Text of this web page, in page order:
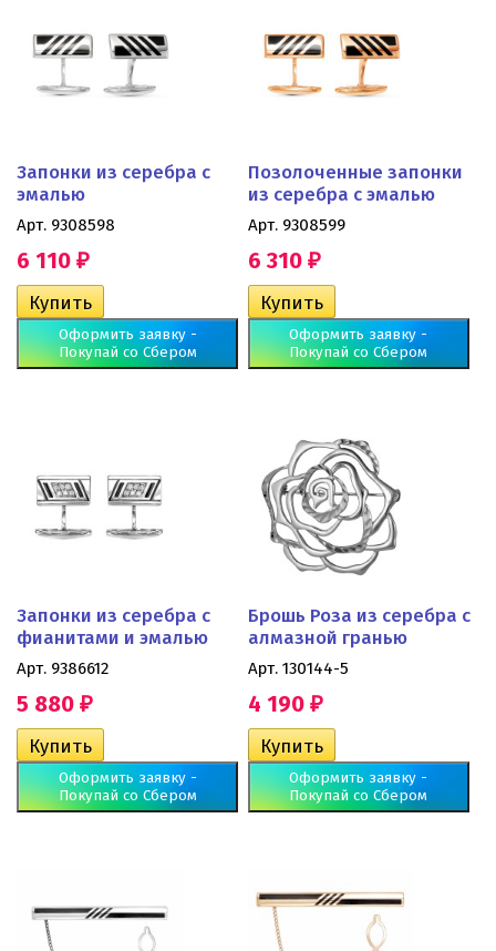
Запонки из серебра с
эмалью
Арт. 9308598
6 110 ₽
Оформить заявку -
Покупай со Сбером
Позолоченные запонки
из серебра с эмалью
Арт. 9308599
6 310 ₽
Оформить заявку -
Покупай со Сбером
Запонки из серебра с
фианитами и эмалью
Арт. 9386612
5 880 ₽
Оформить заявку -
Покупай со Сбером
Брошь Роза из серебра с
алмазной гранью
Арт. 130144-5
4 190 ₽
Оформить заявку -
Покупай со Сбером